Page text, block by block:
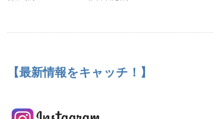
【最新情報をキャッチ！】